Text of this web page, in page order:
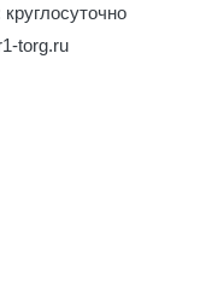
torg.ru